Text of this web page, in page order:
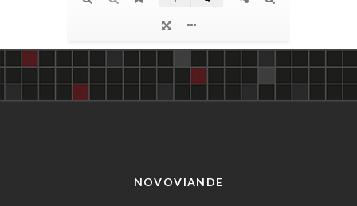
NOVOVIANDE